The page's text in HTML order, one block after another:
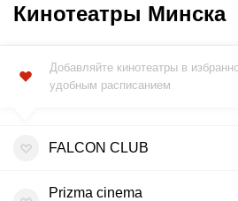
Кинотеатры Минска
Добавляйте кинотеатры в
удобным расписанием
FALCON CLUB
Prizma cinema